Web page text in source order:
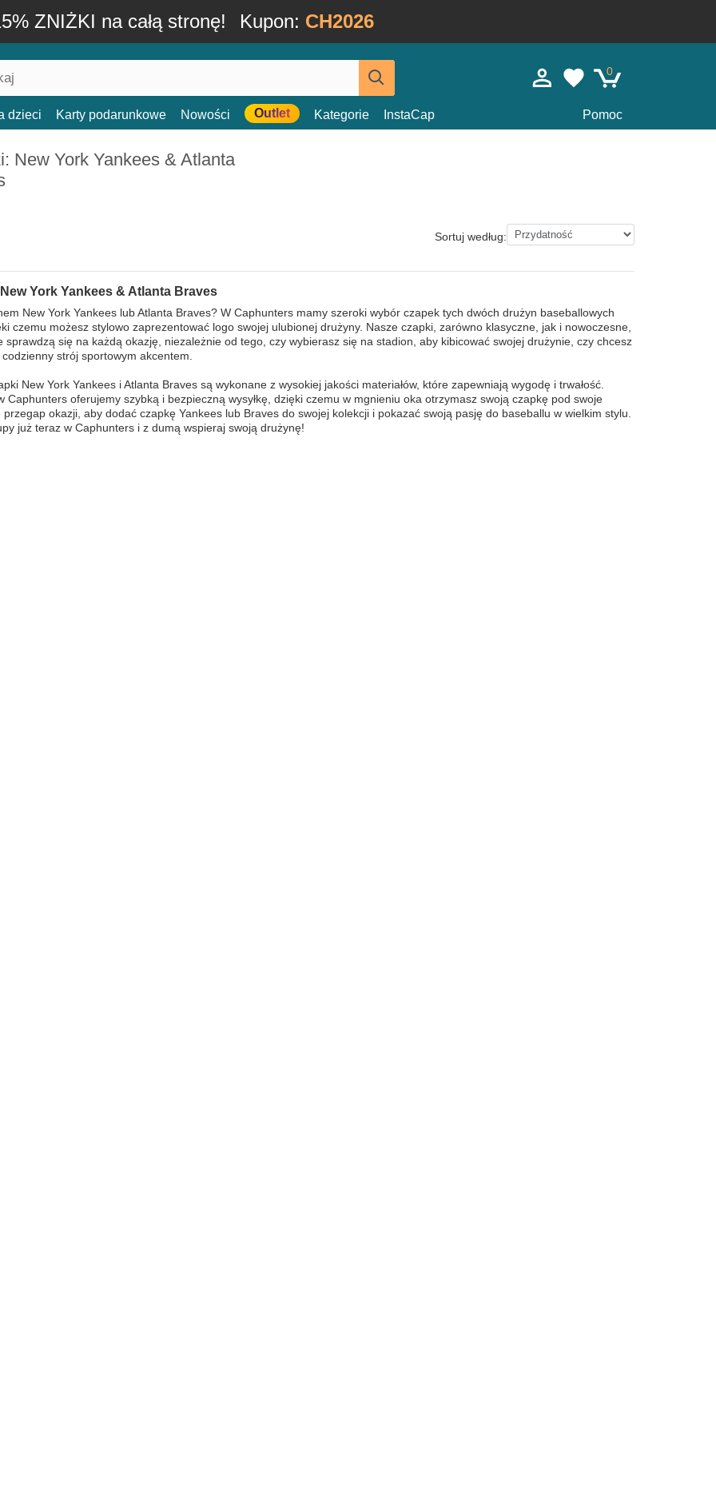
ZNIŻKI na całą stronę! Kupon: CH2026
0
dzieci Karty podarunkowe Nowości Outlet Kategorie InstaCap Pomoc
New York Yankees & Atlanta
Sortuj według:
York Yankees & Atlanta Braves
New York Yankees lub Atlanta Braves? W Caphunters mamy szeroki wybór czapek tych dwóch drużyn baseballowych
czemu możesz stylowo zaprezentować logo swojej ulubionej drużyny. Nasze czapki, zarówno klasyczne, jak i nowoczesne,
sprawdzą się na każdą okazję, niezależnie od tego, czy wybierasz się na stadion, aby kibicować swojej drużynie, czy chcesz
codzienny strój sportowym akcentem.
New York Yankees i Atlanta Braves są wykonane z wysokiej jakości materiałów, które zapewniają wygodę i trwałość.
Caphunters oferujemy szybką i bezpieczną wysyłkę, dzięki czemu w mgnieniu oka otrzymasz swoją czapkę pod swoje
przegap okazji, aby dodać czapkę Yankees lub Braves do swojej kolekcji i pokazać swoją pasję do baseballu w wielkim stylu.
już teraz w Caphunters i z dumą wspieraj swoją drużynę!